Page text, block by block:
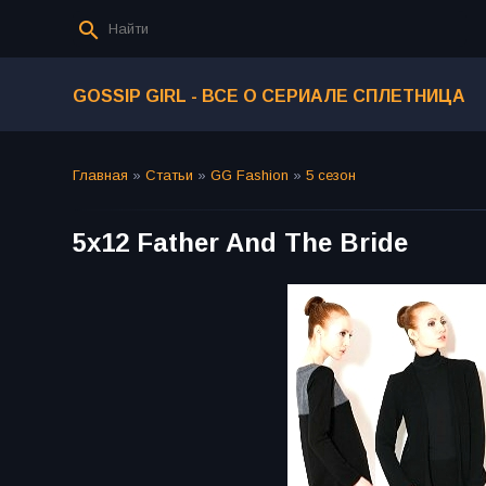
GOSSIP GIRL - ВСЕ О СЕРИАЛЕ СПЛЕТНИЦА
Главная » Статьи » GG Fashion » 5 сезон
5x12 Father And The Bride